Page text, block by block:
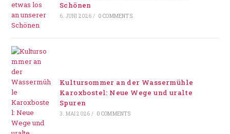
Schönen
6. JUNI 2026 / 0 COMMENTS
Kultursommer an der Wassermühle
Karoxbostel: Neue Wege und uralte
Spuren
3. MAI 2026 / 0 COMMENTS